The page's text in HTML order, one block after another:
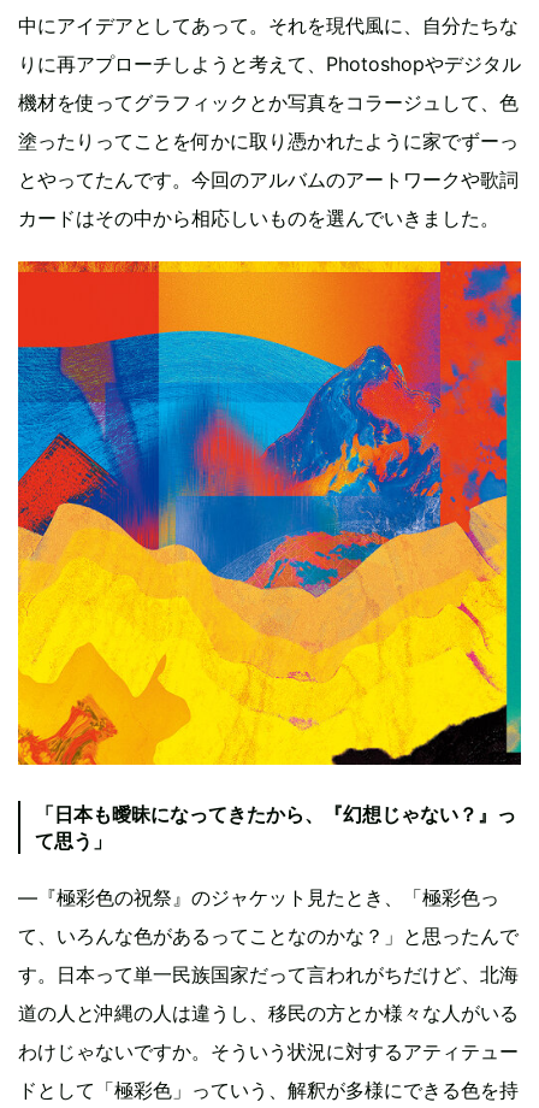
中にアイデアとしてあって。それを現代風に、自分たちな
りに再アプローチしようと考えて、Photoshopやデジタル
機材を使ってグラフィックとか写真をコラージュして、色
塗ったりってことを何かに取り憑かれたように家でずーっ
とやってたんです。今回のアルバムのアートワークや歌詞
カードはその中から相応しいものを選んでいきました。
「日本も曖昧になってきたから、『幻想じゃない？』っ
て思う」
―『極彩色の祝祭』のジャケット見たとき、「極彩色っ
て、いろんな色があるってことなのかな？」と思ったんで
す。日本って単一民族国家だって言われがちだけど、北海
道の人と沖縄の人は違うし、移民の方とか様々な人がいる
わけじゃないですか。そういう状況に対するアティテュー
ドとして「極彩色」っていう、解釈が多様にできる色を持